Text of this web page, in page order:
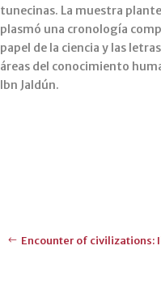
tunecinas. La muestra
plasmó una cronología
papel de la ciencia y las
áreas del conocimiento
Ibn Jaldún.
Encounter of civilizations: